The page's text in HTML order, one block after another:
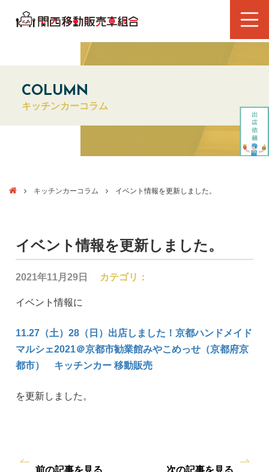
COLUMN
キッチンカーコラム
キッチンカーコラム イベント情報を更新しました。
イベント情報を更新しました。
2021年11月29日 カテゴリ：
イベント情報に
11.27（土）28（日）出店しました！京都ハンドメイド
マルシェ2021＠京都市勧業館みやこめっせ（京都府京
都市） キッチンカー 移動販売
を更新しました。
前の記事を見る 次の記事を見る